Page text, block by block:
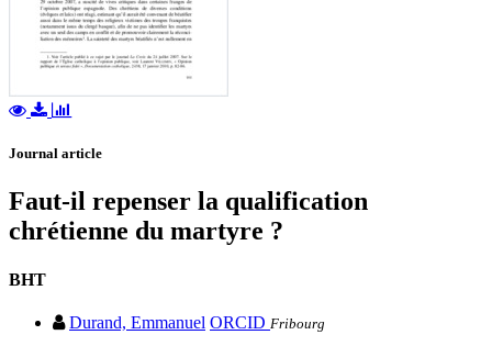
Journal article
Faut-il repenser la qualification
chrétienne du martyre ?
BHT
Durand, Emmanuel ORCID Fribourg